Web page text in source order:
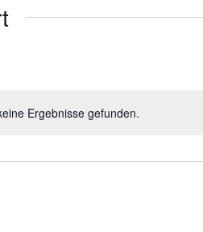
Hinweis
Ergebnisse gefunden.